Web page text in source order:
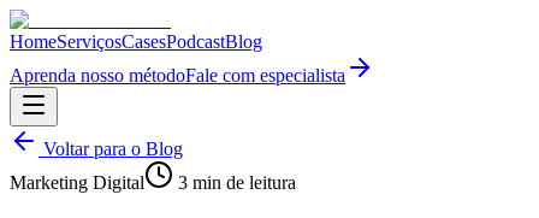
HomeServiçosCasesPodcastBlog
Aprenda nosso métodoFale com especialista
Voltar para o Blog
Marketing Digital
3 min de leitura